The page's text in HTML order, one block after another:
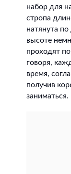
набор для
стропа
натянута по
высоте
проходят
говоря,
время,
получив
заниматься.